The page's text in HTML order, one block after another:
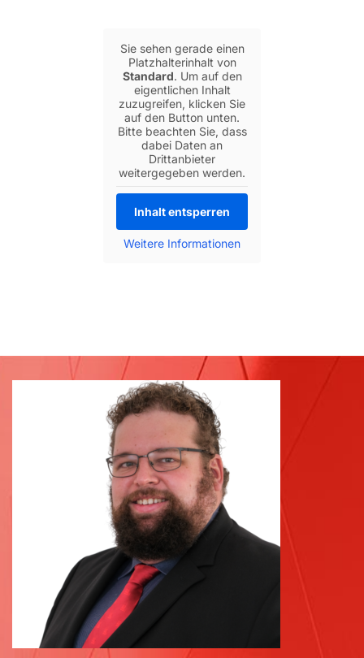
Sie sehen gerade einen
Platzhalterinhalt von
Standard. Um auf den
eigentlichen Inhalt
zuzugreifen, klicken Sie
auf den Button unten.
Bitte beachten Sie, dass
dabei Daten an
Drittanbieter
weitergegeben werden.
Inhalt entsperren
Weitere Informationen